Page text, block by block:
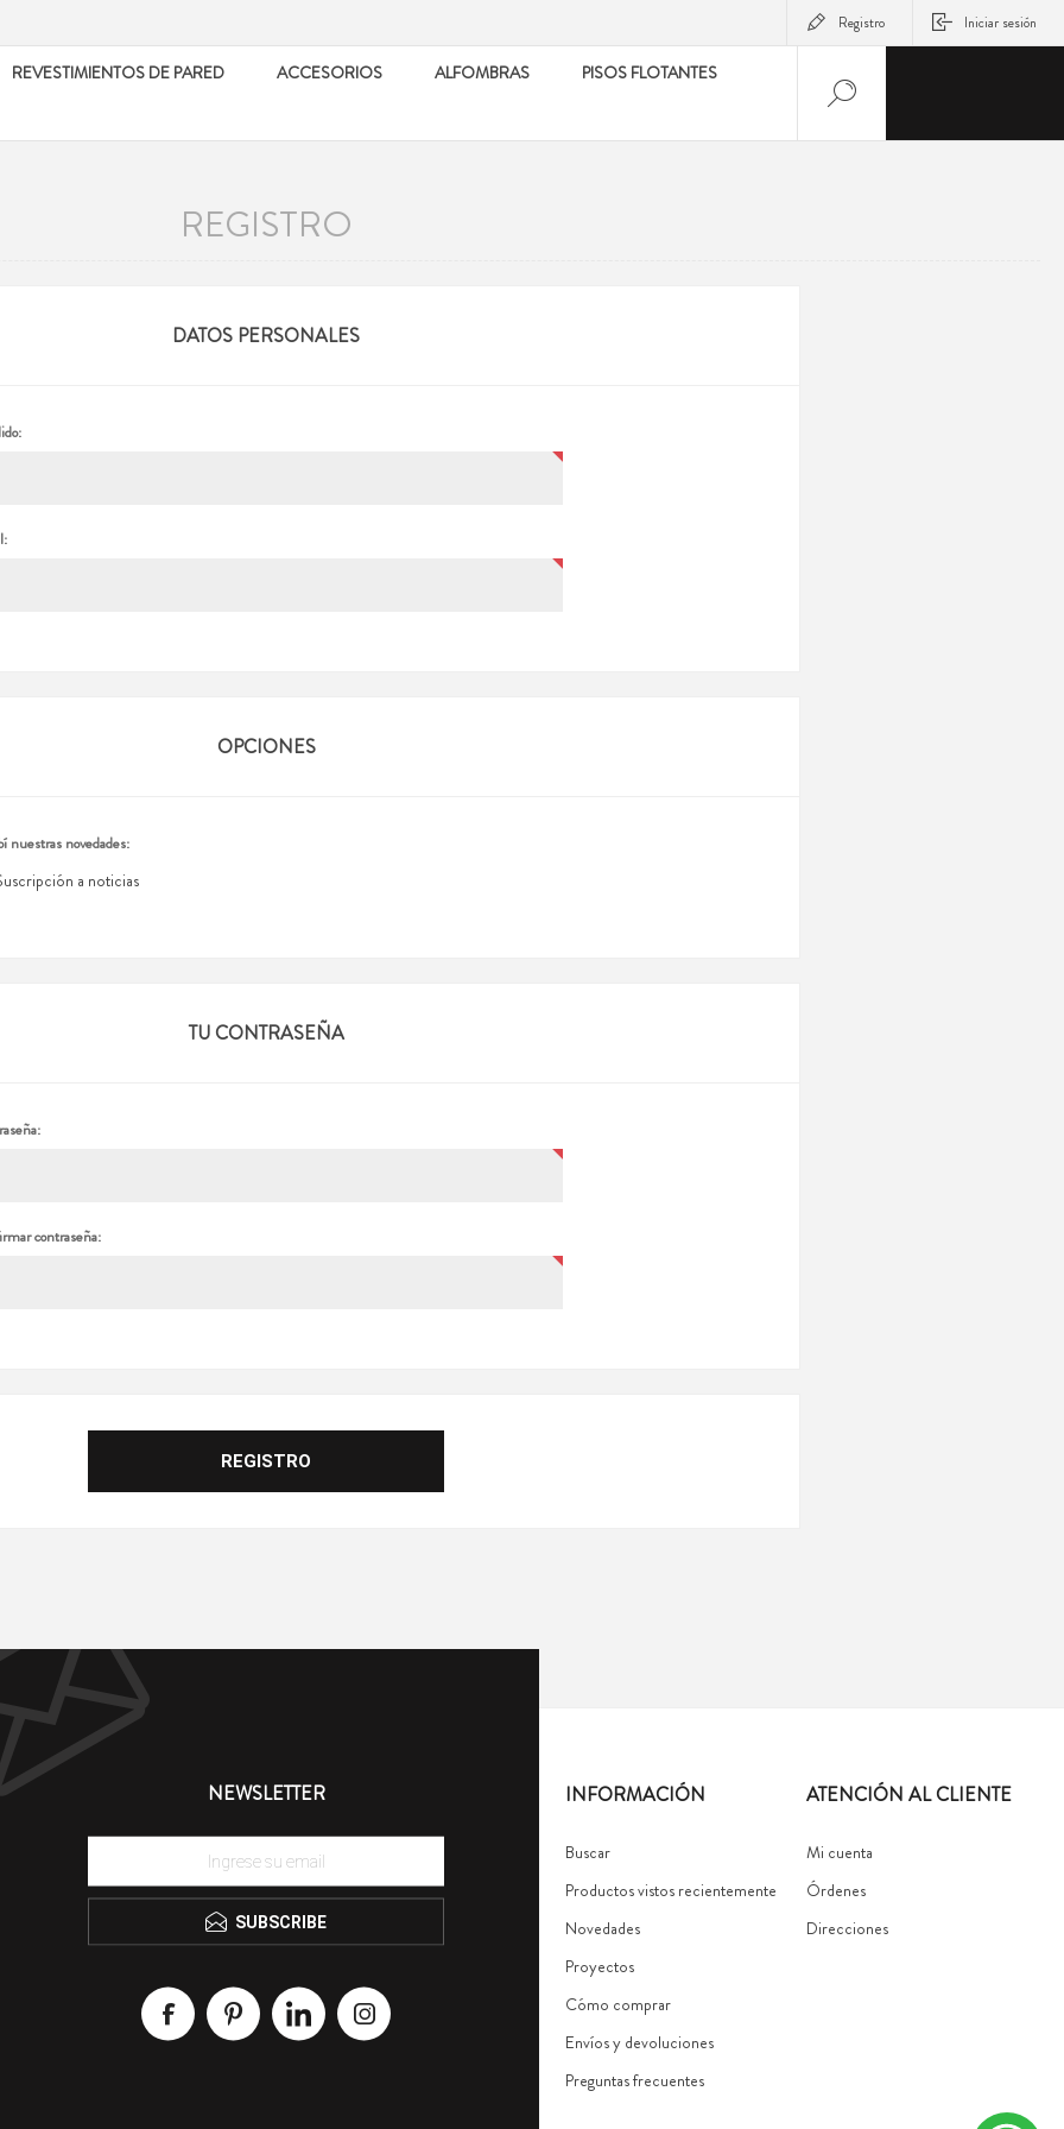
Registro Iniciar sesión
REVESTIMIENTOS DE PARED ACCESORIOS ALFOMBRAS
PISOS FLOTANTES
REGISTRO
DATOS PERSONALES
OPCIONES
nuestras novedades:
a noticias
TU CONTRASEÑA
contraseña:
NEWSLETTER
SUBSCRIBE
INFORMACIÓN
Buscar
Productos vistos recientemente
Novedades
Proyectos
Cómo comprar
Envíos y devoluciones
Preguntas frecuentes
ATENCIÓN AL CLIENTE
Mi cuenta
Órdenes
Direcciones